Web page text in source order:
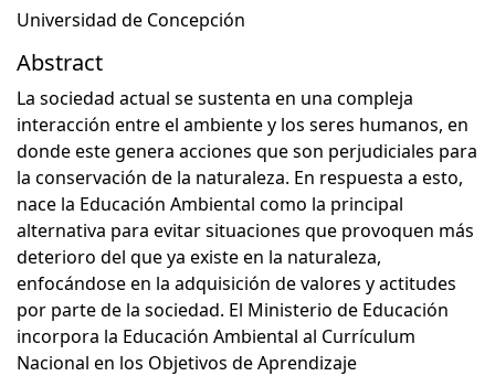
Universidad de Concepción
Abstract
La sociedad actual se sustenta en una compleja
interacción entre el ambiente y los seres humanos, en
donde este genera acciones que son perjudiciales para
la conservación de la naturaleza. En respuesta a esto,
nace la Educación Ambiental como la principal
alternativa para evitar situaciones que provoquen más
deterioro del que ya existe en la naturaleza,
enfocándose en la adquisición de valores y actitudes
por parte de la sociedad. El Ministerio de Educación
incorpora la Educación Ambiental al Currículum
Nacional en los Objetivos de Aprendizaje